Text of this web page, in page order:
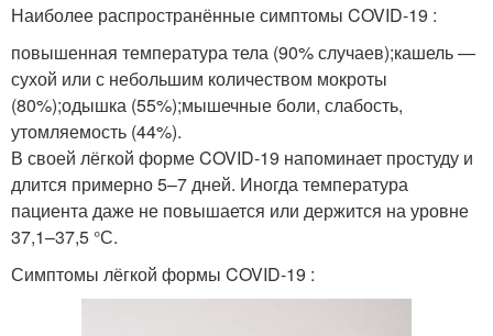
Наиболее распространённые симптомы COVID-19 :
повышенная температура тела (90% случаев);кашель —
сухой или с небольшим количеством мокроты
(80%);одышка (55%);мышечные боли, слабость,
утомляемость (44%).
В своей лёгкой форме COVID-19 напоминает простуду и
длится примерно 5–7 дней. Иногда температура
пациента даже не повышается или держится на уровне
37,1–37,5 °С.
Симптомы лёгкой формы COVID-19 :